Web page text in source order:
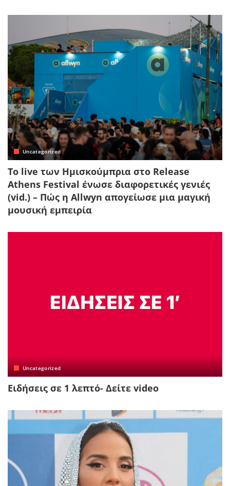
Uncategorized
Το live των Ημισκούμπρια στο Release
Athens Festival ένωσε διαφορετικές γενιές
(vid.) – Πώς η Allwyn απογείωσε μια μαγική
μουσική εμπειρία
Uncategorized
Ειδήσεις σε 1 λεπτό- Δείτε video